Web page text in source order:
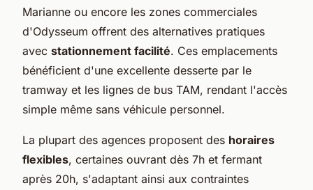
Marianne ou encore les zones commerciales
d'Odysseum offrent des alternatives pratiques
avec stationnement facilité. Ces emplacements
bénéficient d'une excellente desserte par le
tramway et les lignes de bus TAM, rendant l'accès
simple même sans véhicule personnel.
La plupart des agences proposent des horaires
flexibles, certaines ouvrant dès 7h et fermant
après 20h, s'adaptant ainsi aux contraintes